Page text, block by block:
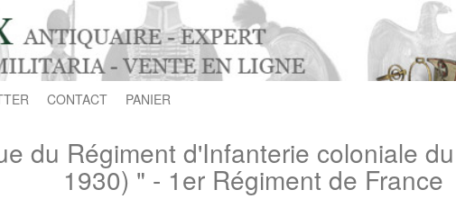
CONTACT PANIER
du Régiment d'Infanterie coloniale
1930) " - 1er Régiment de France